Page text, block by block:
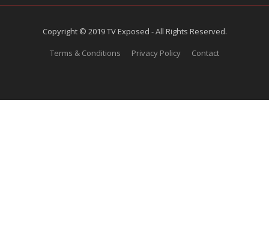
Copyright © 2019 TV Exposed - All Rights Reserved.
Terms & Conditions
Privacy Policy Contact